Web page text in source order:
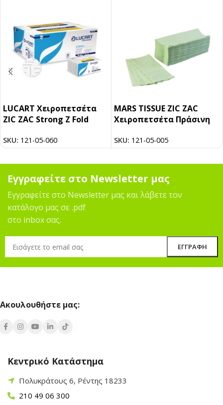
LUCART Χειροπετσέτα
ZIC ZAC Strong Z Fold
SKU: 121-05-060
MARS TISSUE ZIC ZAC
Χειροπετσέτα Πράσινη
SKU: 121-05-005
Εγγραφείτε στο Newsletter μας
Εγγραφείτε στο Newsletter μας και λάβετε τον
κατάλογο μας σε .pdf
στο inbox σας.
Ακουλουθήστε μας:
Κεντρικό Κατάστημα
Πολυκράτους 6, Ρέντης 18233
210 49 06 300